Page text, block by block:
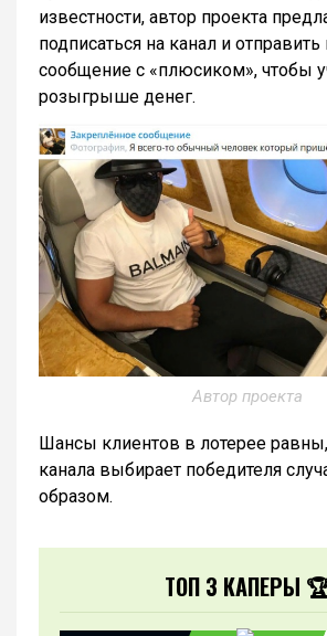
известности, автор проекта
подписаться на канал и отправить
сообщение с «плюсиком», чтобы
розыгрыше денег.
Автор проекта
Шансы клиентов в лотерее
канала выбирает победителя
образом.
ТОП 3 КАПЕРЫ